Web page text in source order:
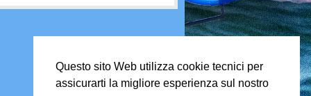
Questo sito Web utilizza cookie tecnici per
assicurarti la migliore esperienza sul nostro